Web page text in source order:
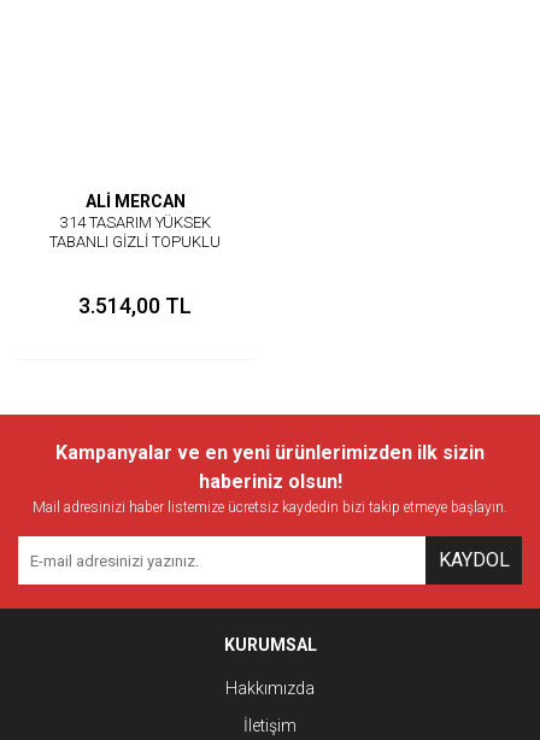
ALİ MERCAN
314 TASARIM YÜKSEK
TABANLI GİZLİ TOPUKLU
3.514,00 TL
Kampanyalar ve en yeni ürünlerimizden ilk sizin
haberiniz olsun!
Mail adresinizi haber listemize ücretsiz kaydedin bizi takip etmeye başlayın.
KAYDOL
KURUMSAL
Hakkımızda
İletişim